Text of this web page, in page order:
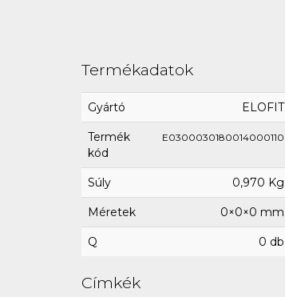
Termékadatok
Gyártó ELOFIT
Termék
kód
E0300030180014000110
Súly 0,970 Kg
Méretek 0×0×0 mm
Q 0 db
Címkék